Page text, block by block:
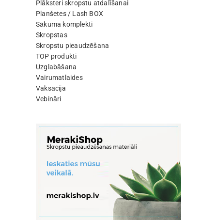
Plāksteri skropstu atdalīšanai
Planšetes / Lash BOX
Sākuma komplekti
Skropstas
Skropstu pieaudzēšana
TOP produkti
Uzglabāšana
Vairumatlaides
Vaksācija
Vebināri